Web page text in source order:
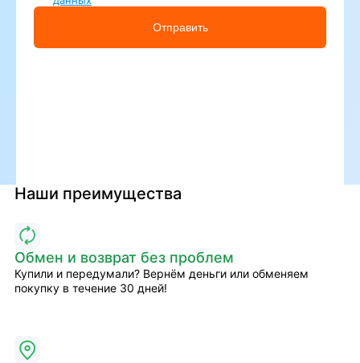
Отправить
Наши преимущества
Обмен и возврат без проблем
Купили и передумали? Вернём деньги или обменяем
покупку в течение 30 дней!